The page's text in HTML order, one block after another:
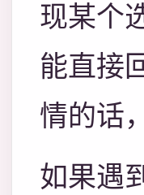
现某个
能直接
情的话
如果遇